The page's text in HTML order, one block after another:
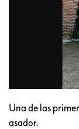
Una de las
asador.